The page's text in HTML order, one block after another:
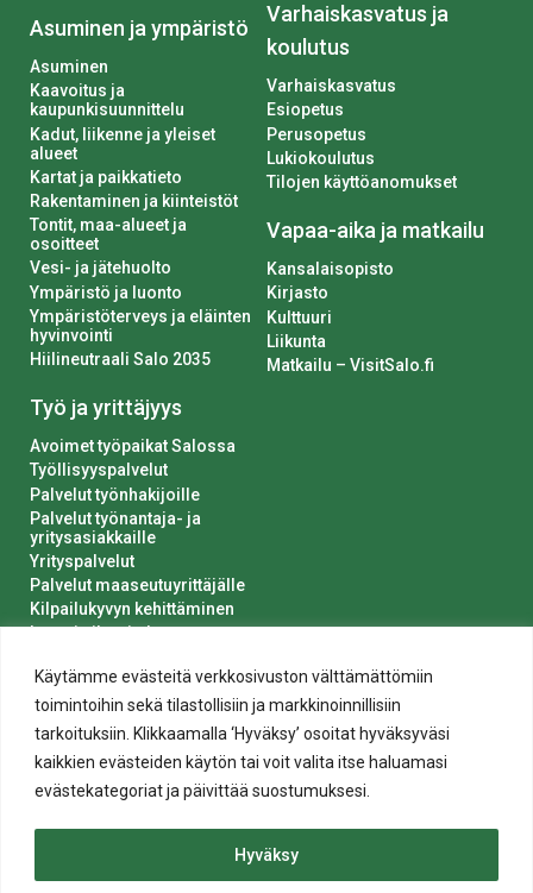
Käytämme evästeitä verkkosivuston välttämättömiin
toimintoihin sekä tilastollisiin ja markkinoinnillisiin
tarkoituksiin. Klikkaamalla ‘Hyväksy’ osoitat hyväksyväsi
kaikkien evästeiden käytön tai voit valita itse haluamasi
evästekategoriat ja päivittää suostumuksesi.
Hyväksy
Asuminen ja ympäristö
Asuminen
Kaavoitus ja
kaupunkisuunnittelu
Kadut, liikenne ja yleiset
alueet
Kartat ja paikkatieto
Rakentaminen ja kiinteistöt
Tontit, maa-alueet ja
osoitteet
Vesi- ja jätehuolto
Ympäristö ja luonto
Ympäristöterveys ja eläinten
hyvinvointi
Hiilineutraali Salo 2035
Työ ja yrittäjyys
Avoimet työpaikat Salossa
Työllisyyspalvelut
Palvelut työnhakijoille
Palvelut työnantaja- ja
yritysasiakkaille
Yrityspalvelut
Palvelut maaseutuyrittäjälle
Kilpailukyvyn kehittäminen
Luvat ja ilmoitukset
Varhaiskasvatus ja
koulutus
Varhaiskasvatus
Esiopetus
Perusopetus
Lukiokoulutus
Tilojen käyttöanomukset
Vapaa-aika ja matkailu
Kansalaisopisto
Kirjasto
Kulttuuri
Liikunta
Matkailu – VisitSalo.fi